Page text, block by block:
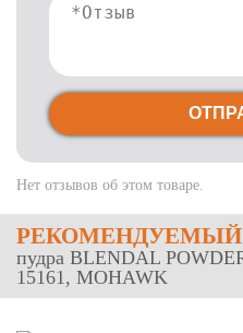
Нет отзывов об этом товаре.
РЕКОМЕНДУЕМЫЙ
пудра BLENDAL
15161, MOHAWK